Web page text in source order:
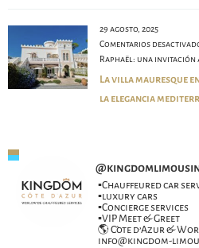
29 agosto, 2025
Comentarios
Raphaël: una invitación
La villa mauresque
la elegancia
@
▪️Chauffeured car
▪️luxury cars
▪️Concierge services
▪️VIP Meet & Greet
🌎 Côte d’Azur &
info@kingdom-